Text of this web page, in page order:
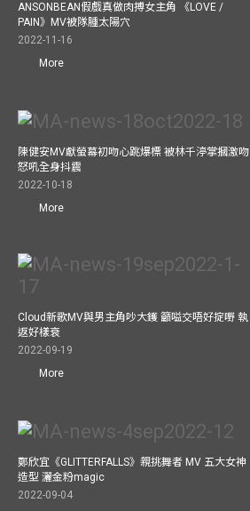
ANSONBEAN假戲真做肉搏女主角 《LOVE /
PAIN》MV被隊腫太陽穴
2022-11-16
More
陳健安MV獻螢幕初吻心跳爆標 被林千渟掌摑激吻
怒吼全身抖震
2022-10-18
More
Cloud新歌MV與男主角吵大鑊 籲嗌交唔好掟嘢 執
返好樣衰
2022-09-19
More
鄭欣宜《GLITTERFALLS》親挑舞者 MV 五大女神
造型 灑金粉magic
2022-09-04